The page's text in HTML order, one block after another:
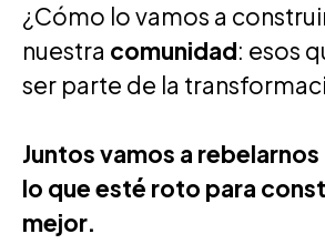
¿Cómo lo vamos a
nuestra comunidad: esos
ser parte de la
Juntos vamos a
lo que esté roto para
mejor.